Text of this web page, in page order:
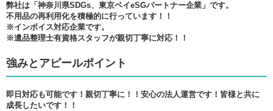
弊社は「神奈川県SDGs、東京ベイeSGパートナー企業」です。
不用品の再利用化を積極的に行っています！！
※インボイス対応企業です。
※遺品整理士有資格スタッフが親切丁寧に対応！！
強みとアピールポイント
即日対応も可能です！親切丁寧に！！安心の法人運営です！皆様と共に
成長したいです！！